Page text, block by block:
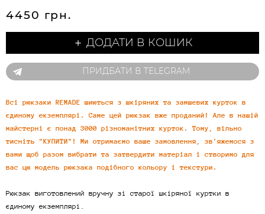
4450 грн.
＋ ДОДАТИ В КОШИК
ПРИДБАТИ В TELEGRAM
Всі рюкзаки REMADE шиються з шкіряних та замшевих курток в
єдиному екземплярі. Саме цей рюкзак вже проданий! Але в нашій
майстерні є понад 3000 різноманітних курток. Тому, вільно
тисніть "КУПИТИ"! Ми отримаємо ваше замовлення, зв'яжемося з
вами щоб разом вибрати та затвердити матеріал і створимо для
вас цю модель рюкзака подібного кольору і текстури.
Рюкзак виготовлений вручну зі старої шкіряної куртки в
єдиному екземплярі.